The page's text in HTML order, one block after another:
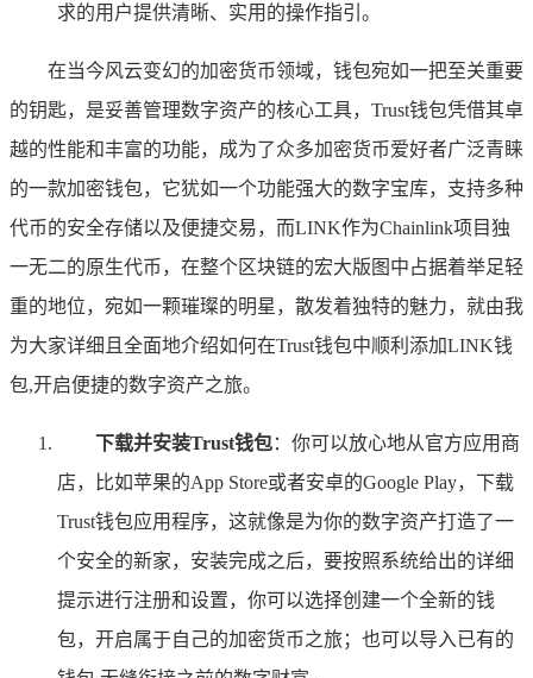
求的用户提供清晰、实用的操作指引。
在当今风云变幻的加密货币领域，钱包宛如一把至关重要
的钥匙，是妥善管理数字资产的核心工具，Trust钱包凭借其卓
越的性能和丰富的功能，成为了众多加密货币爱好者广泛青睐
的一款加密钱包，它犹如一个功能强大的数字宝库，支持多种
代币的安全存储以及便捷交易，而LINK作为Chainlink项目独
一无二的原生代币，在整个区块链的宏大版图中占据着举足轻
重的地位，宛如一颗璀璨的明星，散发着独特的魅力，就由我
为大家详细且全面地介绍如何在Trust钱包中顺利添加LINK钱
包,开启便捷的数字资产之旅。
下载并安装Trust钱包：你可以放心地从官方应用商
店，比如苹果的App Store或者安卓的Google Play，下载
Trust钱包应用程序，这就像是为你的数字资产打造了一
个安全的新家，安装完成之后，要按照系统给出的详细
提示进行注册和设置，你可以选择创建一个全新的钱
包，开启属于自己的加密货币之旅；也可以导入已有的